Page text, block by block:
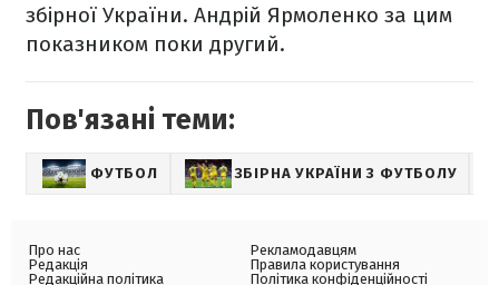
збірної України. Андрій Ярмоленко за цим
показником поки другий.
Пов'язані теми:
ФУТБОЛ ЗБІРНА УКРАЇНИ З ФУТБОЛУ
Про нас
Редакція
Редакційна політика
Рекламодавцям
Правила користування
Політика конфіденційності